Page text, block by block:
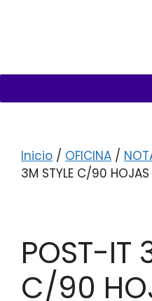
Inicio / OFICINA /
3M STYLE C/90 HOJAS
POST-IT
C/90